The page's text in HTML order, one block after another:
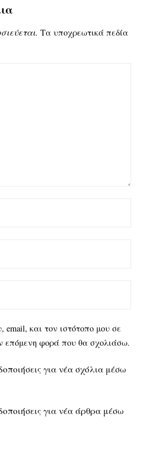
Τα υποχρεωτικά πεδία
και τον ιστότοπο μου σε
επόμενη φορά που θα σχολιάσω.
για νέα σχόλια μέσω
για νέα άρθρα μέσω